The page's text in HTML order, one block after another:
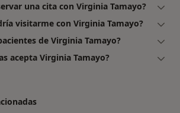
una cita con Virginia Tamayo?
visitarme con Virginia Tamayo?
de Virginia Tamayo?
acepta Virginia Tamayo?